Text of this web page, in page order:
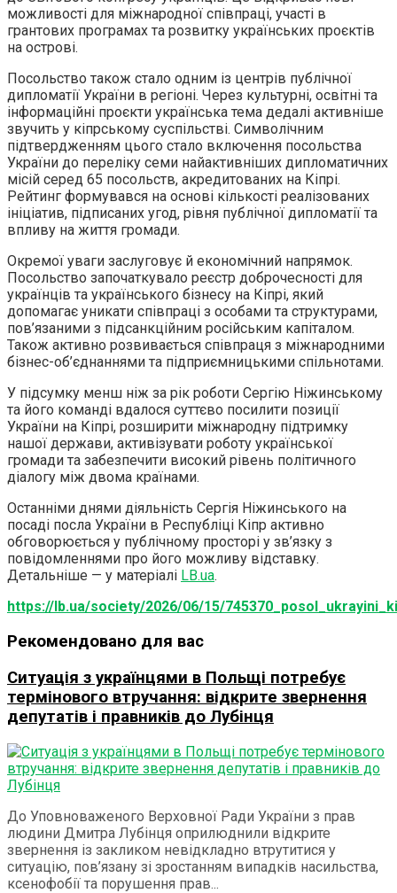
можливості для міжнародної співпраці, участі в
грантових програмах та розвитку українських проєктів
на острові.
Посольство також стало одним із центрів публічної
дипломатії України в регіоні. Через культурні, освітні та
інформаційні проєкти українська тема дедалі активніше
звучить у кіпрському суспільстві. Символічним
підтвердженням цього стало включення посольства
України до переліку семи найактивніших дипломатичних
місій серед 65 посольств, акредитованих на Кіпрі.
Рейтинг формувався на основі кількості реалізованих
ініціатив, підписаних угод, рівня публічної дипломатії та
впливу на життя громади.
Окремої уваги заслуговує й економічний напрямок.
Посольство започаткувало реєстр доброчесності для
українців та українського бізнесу на Кіпрі, який
допомагає уникати співпраці з особами та структурами,
пов’язаними з підсанкційним російським капіталом.
Також активно розвивається співпраця з міжнародними
бізнес-об’єднаннями та підприємницькими спільнотами.
У підсумку менш ніж за рік роботи Сергію Ніжинському
та його команді вдалося суттєво посилити позиції
України на Кіпрі, розширити міжнародну підтримку
нашої держави, активізувати роботу української
громади та забезпечити високий рівень політичного
діалогу між двома країнами.
Останніми днями діяльність Сергія Ніжинського на
посаді посла України в Республіці Кіпр активно
обговорюється у публічному просторі у зв’язку з
повідомленнями про його можливу відставку.
Детальніше — у матеріалі LB.ua.
https://lb.ua/society/2026/06/15/
Рекомендовано для вас
Ситуація з українцями в Польщі потребує
термінового втручання: відкрите звернення
депутатів і правників до Лубінця
До Уповноваженого Верховної Ради України з прав
людини Дмитра Лубінця оприлюднили відкрите
звернення із закликом невідкладно втрутитися у
ситуацію, пов’язану зі зростанням випадків насильства,
ксенофобії та порушення прав...